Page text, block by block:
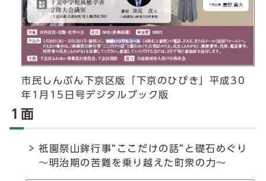
市民しんぶん下京区版「下京のひびき」平成30
年1月15日号デジタルブック版
1面
祇園祭山鉾行事“ここだけの話”と礎石めぐり
～明治期の苦難を乗り越えた町衆の力～